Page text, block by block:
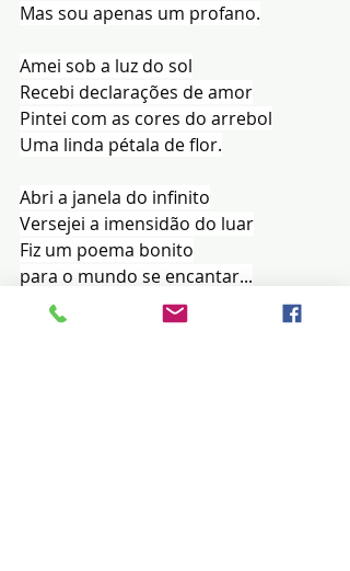
Mas sou apenas um profano.
Amei sob a luz do sol
Recebi declarações de amor
Pintei com as cores do arrebol
Uma linda pétala de flor.
Abri a janela do infinito
Versejei a imensidão do luar
Fiz um poema bonito
para o mundo se encantar...
Gerson Camargo